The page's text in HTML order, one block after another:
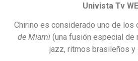
Univista Tv
Chirino es considerado uno de los
de Miami(una fusión especial de
jazz, ritmos brasileños y